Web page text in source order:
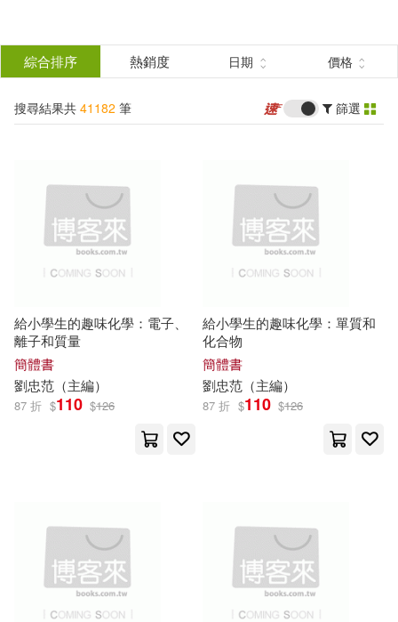
結
分類 (單選)
所有商品(41182)
雜誌(685)
服飾(4)
美食(90) 3C(55)
家電(9)
日用清潔(70)
餐廚生活(39)
寵物生活(349) 玲廊滿藝(4)
作者 (可複選)
徐林（主編）(164)
王偉營（主編）(138)
龔勛（主編）(124)
杜志建（主編）(101)
李繼勇（主編）(97)
展開
科學出版社(1826)
綜合排序 熱銷度 日期 價格
搜尋結果共 41182 筆 篩選
給小學生的趣味化學：電子、
離子和質量
簡體書
劉忠范（主編）
87 折 $110 $126
給小學生的趣味化學：單質和
化合物
簡體書
劉忠范（主編）
87 折 $110 $126